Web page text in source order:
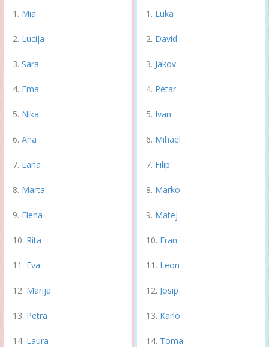
Mia
Lucija
Sara
Ema
Nika
Ana
Lana
Marta
Elena
Rita
Eva
Marija
Petra
Laura
Luka
David
Jakov
Petar
Ivan
Mihael
Filip
Marko
Matej
Fran
Leon
Josip
Karlo
Toma